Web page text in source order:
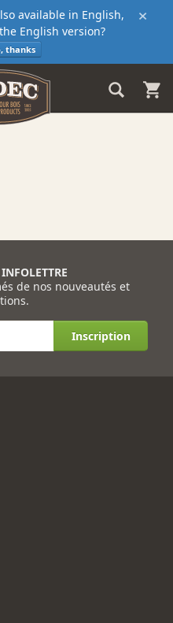
×
available in English,
English version?
thanks
de nos nouveautés et
Inscription